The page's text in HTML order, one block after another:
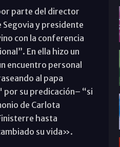
parte del director
Segovia y presidente
con la conferencia
En ella hizo un
encuentro personal
al papa
por su predicación– “si
de Carlota
hasta
su vida».